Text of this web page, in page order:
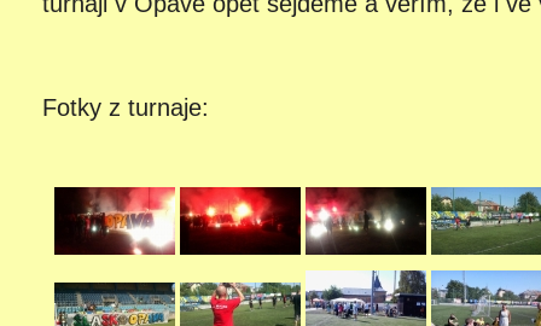
Fotky z turnaje: